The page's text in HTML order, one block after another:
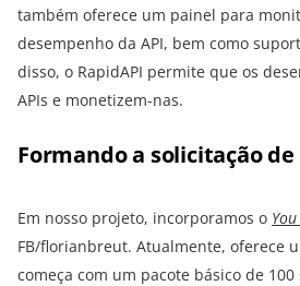
também oferece um painel para
desempenho da API, bem como
disso, o RapidAPI permite que os
APIs e monetizem-nas.
Formando a solicitação de
Em nosso projeto, incorporamos o
FB/florianbreut. Atualmente, oferece
começa com um pacote básico de